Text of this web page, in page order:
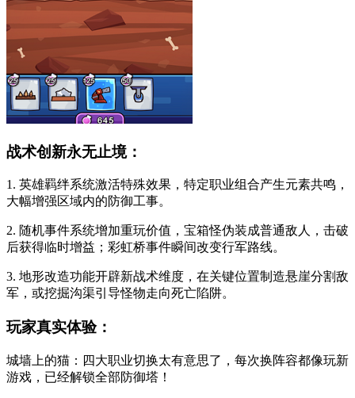
战术创新永无止境：
1. 英雄羁绊系统激活特殊效果，特定职业组合产生元素共鸣，
大幅增强区域内的防御工事。
2. 随机事件系统增加重玩价值，宝箱怪伪装成普通敌人，击破
后获得临时增益；彩虹桥事件瞬间改变行军路线。
3. 地形改造功能开辟新战术维度，在关键位置制造悬崖分割敌
军，或挖掘沟渠引导怪物走向死亡陷阱。
玩家真实体验：
城墙上的猫：四大职业切换太有意思了，每次换阵容都像玩新
游戏，已经解锁全部防御塔！